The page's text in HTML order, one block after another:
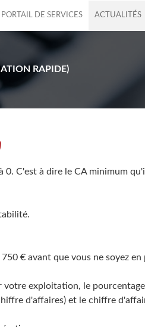
DE SERVICES ACTUALITÉS
RAPIDE)
C'est à dire le CA minimum
€ avant que vous ne soyez en
exploitation, le
d'affaires) et le chiffre